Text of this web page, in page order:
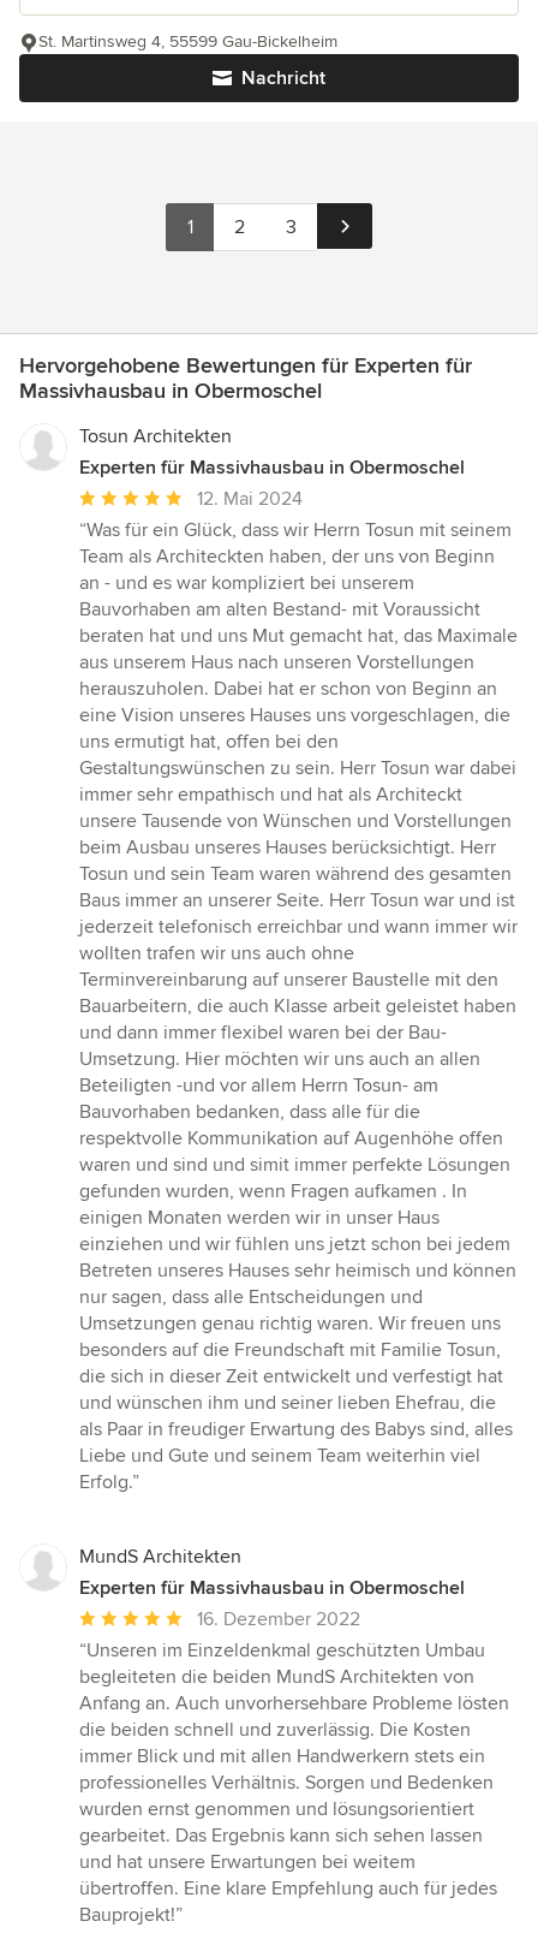
Nachricht
St. Martinsweg 4, 55599 Gau-Bickelheim
1 2 3
Hervorgehobene Bewertungen für Experten für
Massivhausbau in Obermoschel
Tosun Architekten
Experten für Massivhausbau in Obermoschel
Durchschnittliche
Bewertung:
5
von
5
Sternen
12. Mai 2024
“Was für ein Glück, dass wir Herrn Tosun mit seinem
Team als Architeckten haben, der uns von Beginn
an - und es war kompliziert bei unserem
Bauvorhaben am alten Bestand- mit Voraussicht
beraten hat und uns Mut gemacht hat, das Maximale
aus unserem Haus nach unseren Vorstellungen
herauszuholen. Dabei hat er schon von Beginn an
eine Vision unseres Hauses uns vorgeschlagen, die
uns ermutigt hat, offen bei den
Gestaltungswünschen zu sein. Herr Tosun war dabei
immer sehr empathisch und hat als Architeckt
unsere Tausende von Wünschen und Vorstellungen
beim Ausbau unseres Hauses berücksichtigt. Herr
Tosun und sein Team waren während des gesamten
Baus immer an unserer Seite. Herr Tosun war und ist
jederzeit telefonisch erreichbar und wann immer wir
wollten trafen wir uns auch ohne
Terminvereinbarung auf unserer Baustelle mit den
Bauarbeitern, die auch Klasse arbeit geleistet haben
und dann immer flexibel waren bei der Bau-
Umsetzung. Hier möchten wir uns auch an allen
Beteiligten -und vor allem Herrn Tosun- am
Bauvorhaben bedanken, dass alle für die
respektvolle Kommunikation auf Augenhöhe offen
waren und sind und simit immer perfekte Lösungen
gefunden wurden, wenn Fragen aufkamen . In
einigen Monaten werden wir in unser Haus
einziehen und wir fühlen uns jetzt schon bei jedem
Betreten unseres Hauses sehr heimisch und können
nur sagen, dass alle Entscheidungen und
Umsetzungen genau richtig waren. Wir freuen uns
besonders auf die Freundschaft mit Familie Tosun,
die sich in dieser Zeit entwickelt und verfestigt hat
und wünschen ihm und seiner lieben Ehefrau, die
als Paar in freudiger Erwartung des Babys sind, alles
Liebe und Gute und seinem Team weiterhin viel
Erfolg.”
MundS Architekten
Experten für Massivhausbau in Obermoschel
Durchschnittliche
Bewertung:
5
von
5
Sternen
16. Dezember 2022
“Unseren im Einzeldenkmal geschützten Umbau
begleiteten die beiden MundS Architekten von
Anfang an. Auch unvorhersehbare Probleme lösten
die beiden schnell und zuverlässig. Die Kosten
immer Blick und mit allen Handwerkern stets ein
professionelles Verhältnis. Sorgen und Bedenken
wurden ernst genommen und lösungsorientiert
gearbeitet. Das Ergebnis kann sich sehen lassen
und hat unsere Erwartungen bei weitem
übertroffen. Eine klare Empfehlung auch für jedes
Bauprojekt!”